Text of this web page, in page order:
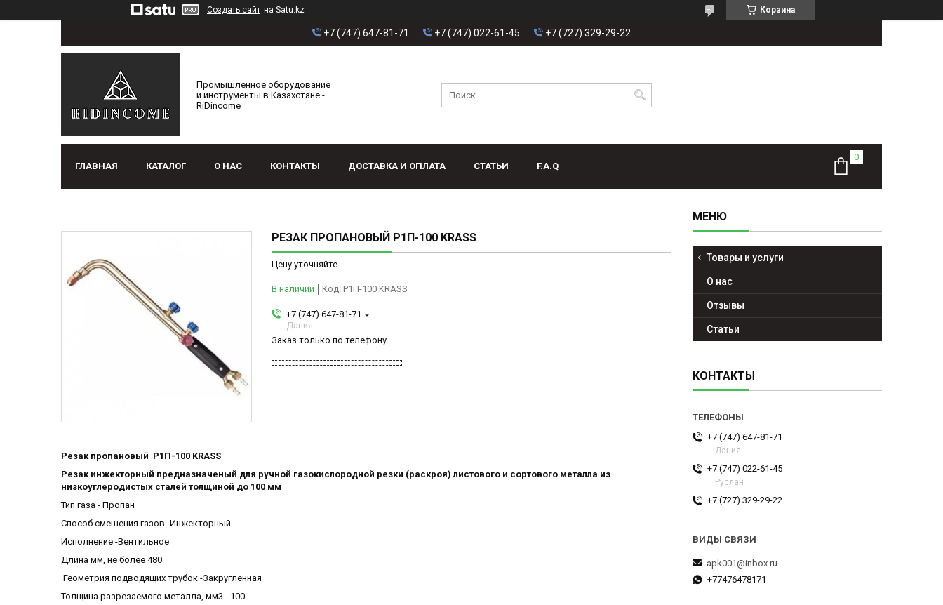
Создать сайт на Satu.kz Корзина
+7 (747) 647-81-71 +7 (747) 022-61-45 +7 (727) 329-29-22
Промышленное оборудование
и инструменты в Казахстане -
RiDincome
ГЛАВНАЯ КАТАЛОГ О НАС КОНТАКТЫ ДОСТАВКА И ОПЛАТА СТАТЬИ F.A.Q
РЕЗАК ПРОПАНОВЫЙ Р1П-100 KRASS
Цену уточняйте
В наличии Код: Р1П-100 KRASS
+7 (747) 647-81-71
Дания
Заказ только по телефону
Резак пропановый Р1П-100 KRASS
Резак инжекторный предназначеный для ручной газокислородной резки (раскроя) листового и сортового металла из
низкоуглеродистых сталей толщиной до 100 мм
Тип газа - Пропан
Способ смешения газов -Инжекторный
Исполнение -Вентильное
Длина мм, не более 480
Геометрия подводящих трубок -Закругленная
Толщина разрезаемого металла, мм3 - 100
Товары и услуги
О нас
Отзывы
Статьи
КОНТАКТЫ
+7 (747) 647-81-71
Дания
+7 (747) 022-61-45
Руслан
+7 (727) 329-29-22
apk001@inbox.ru
+77476478171